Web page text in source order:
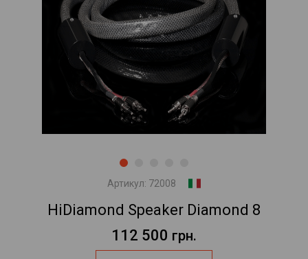
Артикул: 72008
HiDiamond Speaker Diamond 8
112 500 грн.